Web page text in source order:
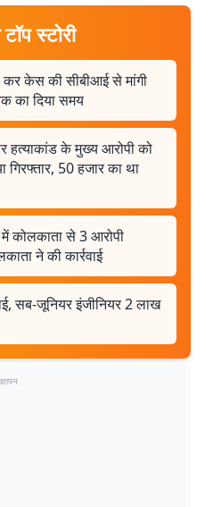
स्टोरी
कर केस की सीबीआई से मांगी
का दिया समय
हत्याकांड के मुख्य आरोपी को
गिरफ्तार, 50 हजार का था
कोलकाता से 3 आरोपी
ने की कार्रवाई
सब-जूनियर इंजीनियर 2 लाख